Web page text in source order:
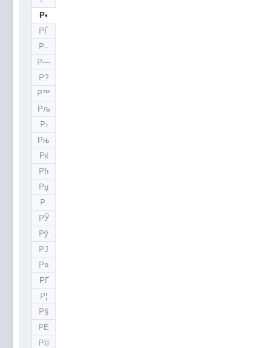
Р•
РЃ
Р–
Р—
Р?
Р™
Рљ
Р›
Рњ
Рќ
Рћ
Рџ
Р
РЎ
Рў
РЈ
Р¤
РҐ
Р¦
Р§
РЁ
Р©